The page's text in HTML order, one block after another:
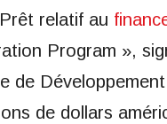
relatif au
Program »,
de
de dollars